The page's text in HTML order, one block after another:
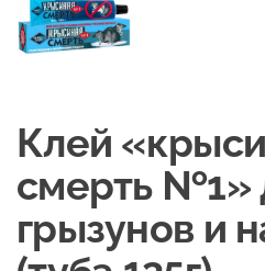
Клей
смерть №1»
грызунов и